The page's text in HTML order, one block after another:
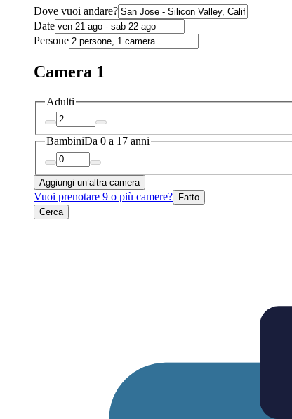
Dove vuoi andare?
Date
Persone
Camera 1
Adulti
BambiniDa 0 a 17 anni
Aggiungi un’altra camera
Vuoi prenotare 9 o più camere? Fatto
Cerca